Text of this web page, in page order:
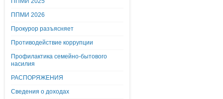
ППМИ 2026
Прокурор разъясняет
Противодействие коррупции
Профилактика семейно-бытового
насилия
РАСПОРЯЖЕНИЯ
Сведения о доходах